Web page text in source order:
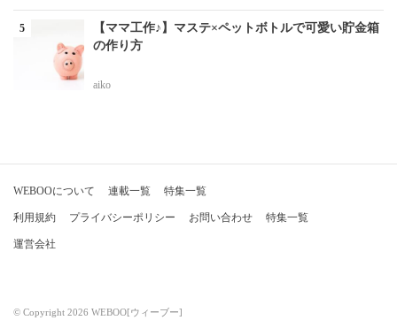
【ママ工作♪】マステ×ペットボトルで可愛い貯金箱
の作り方
aiko
WEBOOについて 連載一覧 特集一覧
利用規約 プライバシーポリシー お問い合わせ 特集一覧
運営会社
© Copyright 2026 WEBOO[ウィーブー]